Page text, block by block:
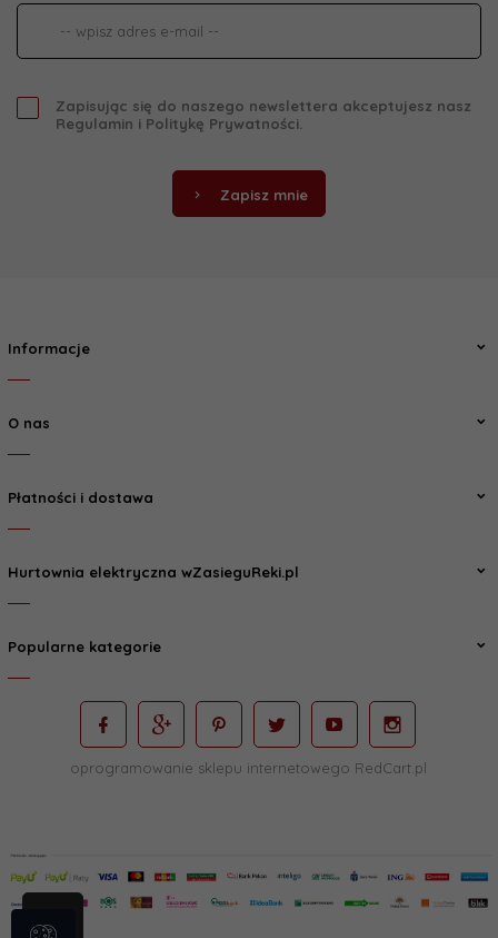
Zapisując się do naszego newslettera akceptujesz nasz
Regulamin i Politykę Prywatności.
Zapisz mnie
Informacje
O nas
Płatności i dostawa
Hurtownia elektryczna wZasieguReki.pl
Popularne kategorie
oprogramowanie sklepu internetowego RedCart.pl